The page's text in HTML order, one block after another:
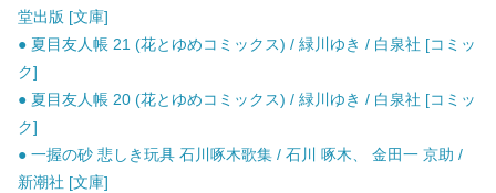
堂出版 [文庫]
● 夏目友人帳 21 (花とゆめコミックス) / 緑川ゆき / 白泉社 [コミッ
ク]
● 夏目友人帳 20 (花とゆめコミックス) / 緑川ゆき / 白泉社 [コミッ
ク]
● 一握の砂 悲しき玩具 石川啄木歌集 / 石川 啄木、 金田一 京助 /
新潮社 [文庫]